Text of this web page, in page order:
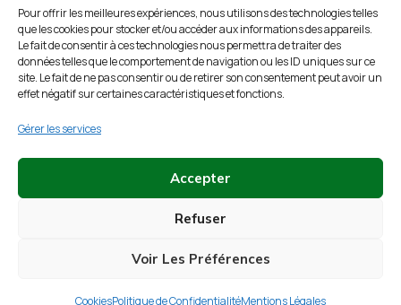
Pour offrir les meilleures expériences, nous utilisons des technologies telles
que les cookies pour stocker et/ou accéder aux informations des appareils.
Le fait de consentir à ces technologies nous permettra de traiter des
données telles que le comportement de navigation ou les ID uniques sur ce
site. Le fait de ne pas consentir ou de retirer son consentement peut avoir un
effet négatif sur certaines caractéristiques et fonctions.
Gérer les services
Accepter
Refuser
Voir Les Préférences
CookiesPolitique de ConfidentialitéMentions Légales
Conditions
Cookies